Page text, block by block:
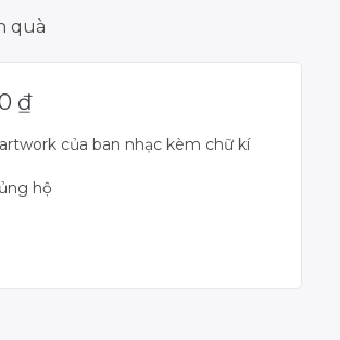
quà
₫
của ban nhạc kèm chữ kí
hộ